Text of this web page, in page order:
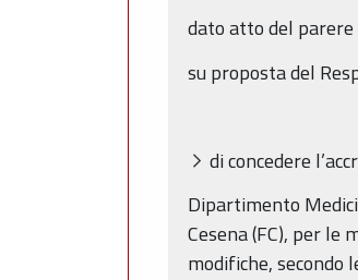
dato atto del
su proposta del
di concedere
Dipartimento
Cesena (FC), per le
modifiche,